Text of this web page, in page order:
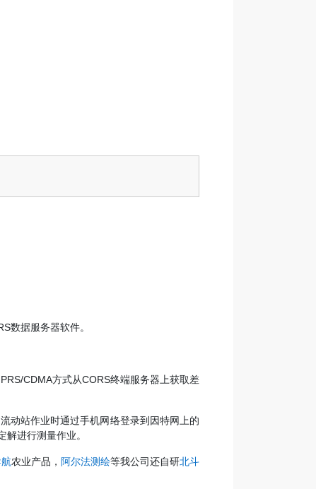
数据服务器软件。
CDMA方式从CORS终端服务器上获取差
动站作业时通过手机网络登录到因特网上的
进行测量作业。
农业产品， 阿尔法测绘等我公司还自研北斗